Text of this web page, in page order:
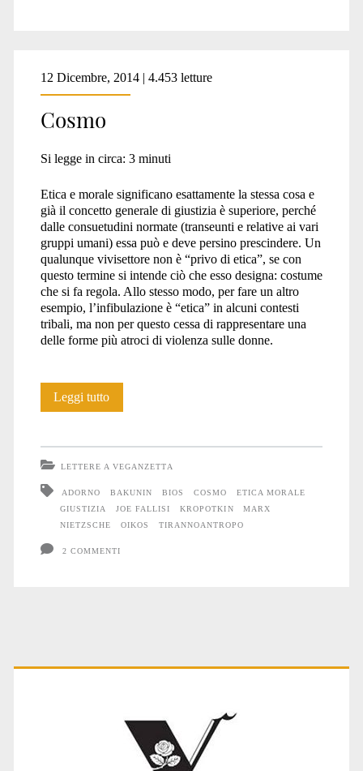
12 Dicembre, 2014 | 4.453 letture
Cosmo
Si legge in circa: 3 minuti
Etica e morale significano esattamente la stessa cosa e
già il concetto generale di giustizia è superiore, perché
dalle consuetudini normate (transeunti e relative ai vari
gruppi umani) essa può e deve persino prescindere. Un
qualunque vivisettore non è “privo di etica”, se con
questo termine si intende ciò che esso designa: costume
che si fa regola. Allo stesso modo, per fare un altro
esempio, l’infibulazione è “etica” in alcuni contesti
tribali, ma non per questo cessa di rappresentare una
delle forme più atroci di violenza sulle donne.
Leggi tuttoCosmo
LETTERE A VEGANZETTA
ADORNO BAKUNIN BIOS COSMO
ETICA MORALE
GIUSTIZIA
JOE FALLISI KROPOTKIN
MARX
NIETZSCHE
OIKOS TIRANNOANTROPO
2 COMMENTI
Primary